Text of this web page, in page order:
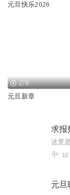
元旦快乐2026
278
元旦新章
求报
10
元旦